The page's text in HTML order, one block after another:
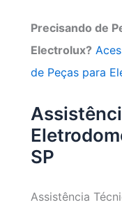
Precisando de
Electrolux?
de Peças para
SP
Assistência